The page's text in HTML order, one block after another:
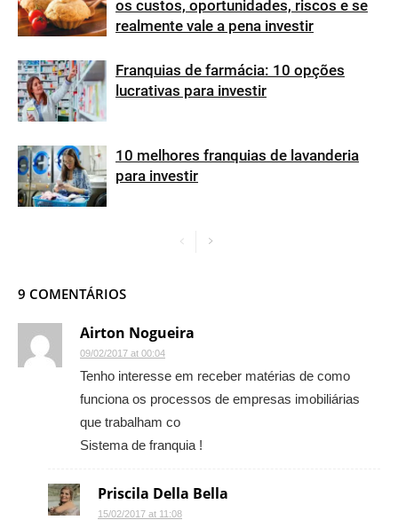
os custos, oportunidades, riscos e se
realmente vale a pena investir
Franquias de farmácia: 10 opções
lucrativas para investir
10 melhores franquias de lavanderia
para investir
9 COMENTÁRIOS
Airton Nogueira
09/02/2017 at 00:04
Tenho interesse em receber matérias de como
funciona os processos de empresas imobiliárias
que trabalham co
Sistema de franquia !
Priscila Della Bella
15/02/2017 at 11:08